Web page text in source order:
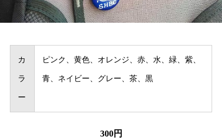
カ
ラ
ー
ピンク、黄色、オレンジ、赤、水、緑、紫、
青、ネイビー、グレー、茶、黒
300円